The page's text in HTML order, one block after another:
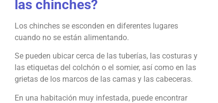
las chinches?
Los chinches se esconden en diferentes lugares
cuando no se están alimentando.
Se pueden ubicar cerca de las tuberías, las costuras y
las etiquetas del colchón o el somier, así como en las
grietas de los marcos de las camas y las cabeceras.
En una habitación muy infestada, puede encontrar